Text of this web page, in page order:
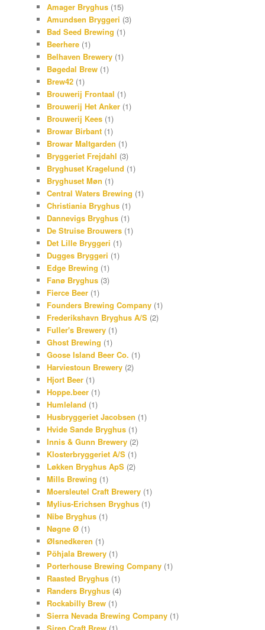
Amager Bryghus (15)
Amundsen Bryggeri (3)
Bad Seed Brewing (1)
Beerhere (1)
Belhaven Brewery (1)
Bøgedal Brew (1)
Brew42 (1)
Brouwerij Frontaal (1)
Brouwerij Het Anker (1)
Brouwerij Kees (1)
Browar Birbant (1)
Browar Maltgarden (1)
Bryggeriet Frejdahl (3)
Bryghuset Kragelund (1)
Bryghuset Møn (1)
Central Waters Brewing (1)
Christiania Bryghus (1)
Dannevigs Bryghus (1)
De Struise Brouwers (1)
Det Lille Bryggeri (1)
Dugges Bryggeri (1)
Edge Brewing (1)
Fanø Bryghus (3)
Fierce Beer (1)
Founders Brewing Company (1)
Frederikshavn Bryghus A/S (2)
Fuller's Brewery (1)
Ghost Brewing (1)
Goose Island Beer Co. (1)
Harviestoun Brewery (2)
Hjort Beer (1)
Hoppe.beer (1)
Humleland (1)
Husbryggeriet Jacobsen (1)
Hvide Sande Bryghus (1)
Innis & Gunn Brewery (2)
Klosterbryggeriet A/S (1)
Løkken Bryghus ApS (2)
Mills Brewing (1)
Moersleutel Craft Brewery (1)
Mylius-Erichsen Bryghus (1)
Nibe Bryghus (1)
Nøgne Ø (1)
Ølsnedkeren (1)
Põhjala Brewery (1)
Porterhouse Brewing Company (1)
Raasted Bryghus (1)
Randers Bryghus (4)
Rockabilly Brew (1)
Sierra Nevada Brewing Company (1)